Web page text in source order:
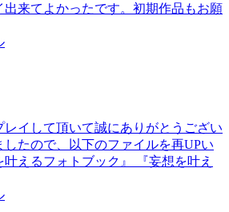
出来てよかったです。初期作品もお願
レイして頂いて誠にありがとうござい
したので、以下のファイルを再UPい
えるフォトブック』 『妄想を叶え